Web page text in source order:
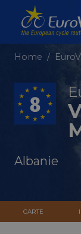
Home
Albanie
CARTE